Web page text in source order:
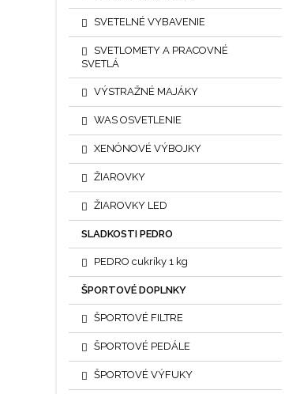
SVETELNÉ VYBAVENIE
SVETLOMETY A PRACOVNÉ
SVETLÁ
VÝSTRAŽNÉ MAJÁKY
WAS OSVETLENIE
XENÓNOVÉ VÝBOJKY
ŽIAROVKY
ŽIAROVKY LED
SLADKOSTI PEDRO
PEDRO cukríky 1 kg
ŠPORTOVÉ DOPLNKY
ŠPORTOVÉ FILTRE
ŠPORTOVÉ PEDÁLE
ŠPORTOVÉ VÝFUKY